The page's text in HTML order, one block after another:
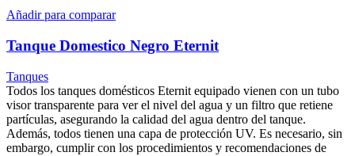
Añadir para comparar
Tanque Domestico Negro Eternit
Tanques
Todos los tanques domésticos Eternit equipado vienen con un tubo
visor transparente para ver el nivel del agua y un filtro que retiene
partículas, asegurando la calidad del agua dentro del tanque.
Además, todos tienen una capa de protección UV. Es necesario, sin
embargo, cumplir con los procedimientos y recomendaciones de